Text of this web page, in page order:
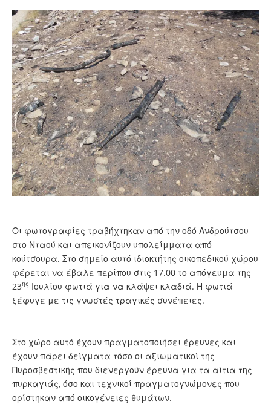
Οι φωτογραφίες τραβήχτηκαν από την οδό Ανδρούτσου
στο Νταού και απεικονίζουν υπολείμματα από
κούτσουρα. Στο σημείο αυτό ιδιοκτήτης οικοπεδικού χώρου
φέρεται να έβαλε περίπου στις 17.00 το απόγευμα της
23ης Ιουλίου φωτιά για να κλάψει κλαδιά. Η φωτιά
ξέφυγε με τις γνωστές τραγικές συνέπειες.
Στο χώρο αυτό έχουν πραγματοποιήσει έρευνες και
έχουν πάρει δείγματα τόσο οι αξιωματικοί της
Πυροσβεστικής που διενεργούν έρευνα για τα αίτια της
πυρκαγιάς, όσο και τεχνικοί πραγματογνώμονες που
ορίστηκαν από οικογένειες θυμάτων.